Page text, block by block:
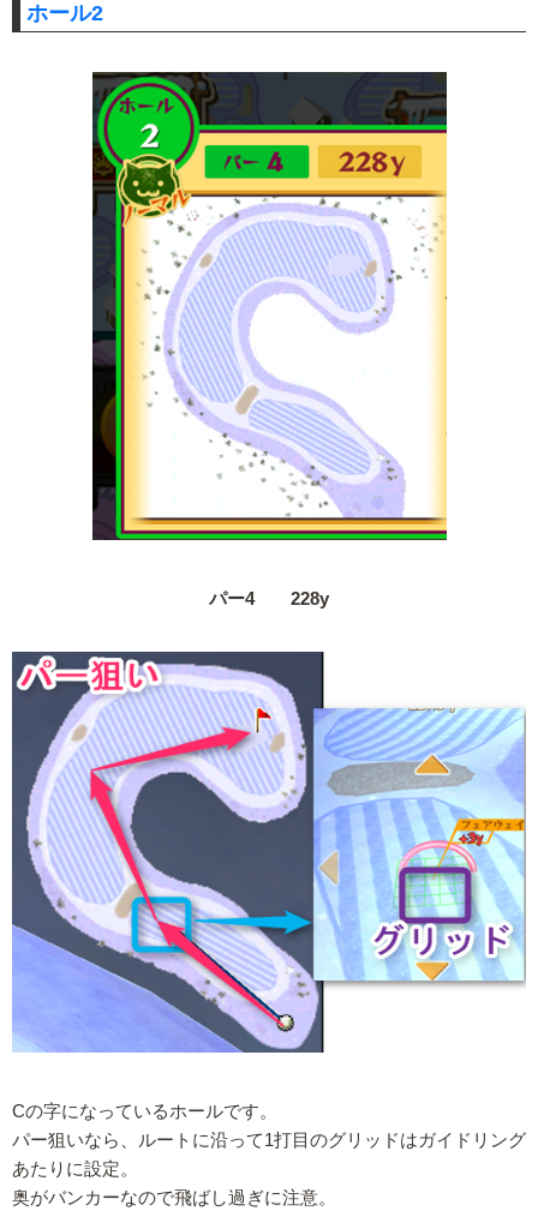
ホール2
パー4 228y
Cの字になっているホールです。
パー狙いなら、ルートに沿って1打目のグリッドはガイドリング
あたりに設定。
奥がバンカーなので飛ばし過ぎに注意。